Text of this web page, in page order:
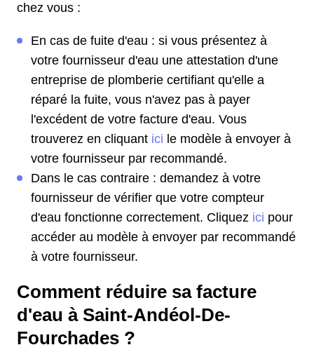
chez vous :
En cas de fuite d'eau : si vous présentez à
votre fournisseur d'eau une attestation d'une
entreprise de plomberie certifiant qu'elle a
réparé la fuite, vous n'avez pas à payer
l'excédent de votre facture d'eau. Vous
trouverez en cliquant ici le modèle à envoyer à
votre fournisseur par recommandé.
Dans le cas contraire : demandez à votre
fournisseur de vérifier que votre compteur
d'eau fonctionne correctement. Cliquez ici pour
accéder au modèle à envoyer par recommandé
à votre fournisseur.
Comment réduire sa facture
d'eau à Saint-Andéol-De-
Fourchades ?